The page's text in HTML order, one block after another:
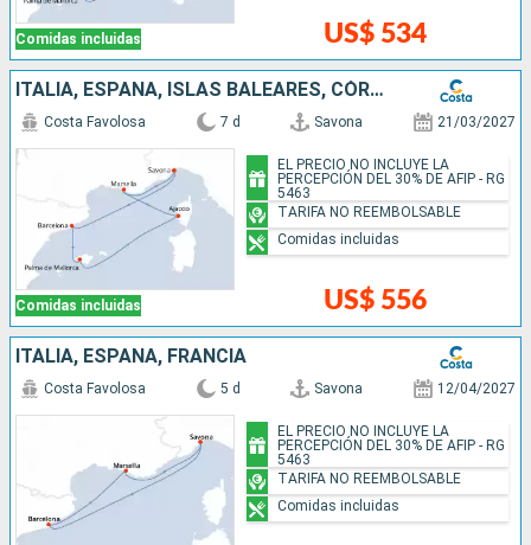
Comidas incluidas US$ 534
ITALIA, ESPAÑA, ISLAS BALEARES, CÓRCEGA (FRANCIA), FRANCIA
Comidas incluidas
Costa Favolosa 7 d Savona 21/03/2027
US$ 556
EL PRECIO NO INCLUYE LA
PERCEPCIÓN DEL 30% DE AFIP - RG
5463
TARIFA NO REEMBOLSABLE
Comidas incluidas
ITALIA, ESPAÑA, FRANCIA
Costa Favolosa 5 d Savona 12/04/2027
EL PRECIO NO INCLUYE LA
PERCEPCIÓN DEL 30% DE AFIP - RG
5463
TARIFA NO REEMBOLSABLE
Comidas incluidas